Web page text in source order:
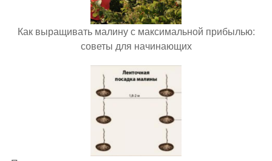
Как выращивать малину с максимальной прибылью:
советы для начинающих